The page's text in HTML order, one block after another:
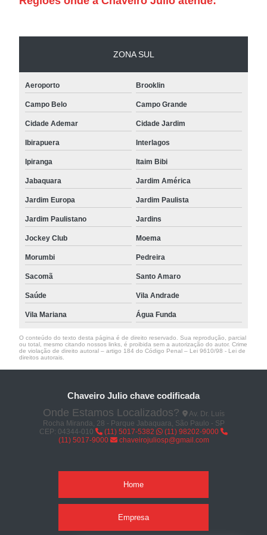
ZONA SUL
Aeroporto Brooklin
Campo Belo Campo Grande
Cidade Ademar Cidade Jardim
Ibirapuera Interlagos
Ipiranga Itaim Bibi
Jabaquara Jardim América
Jardim Europa Jardim Paulista
Jardim Paulistano Jardins
Jockey Club Moema
Morumbi Pedreira
Sacomã Santo Amaro
Saúde Vila Andrade
Vila Mariana Água Funda
O conteúdo do texto desta página é de direito reservado. Sua reprodução, parcial
ou total, mesmo citando nossos links, é proibida sem a autorização do autor. Crime
de violação de direito autoral – artigo 184 do Código Penal – Lei 9610/98 - Lei de
direitos autorais
Chaveiro Julio chave codificada
Onde Estamos Localizados?
Av. Dr. Luís
Rocha Miranda, 28 - Parque Jabaquara, São Paulo - SP
CEP: 04344-010
(11) 5017-5382
(11) 98202-9000
(11) 5017-9000
chaveirojuliosp@gmail.com
Home
Empresa